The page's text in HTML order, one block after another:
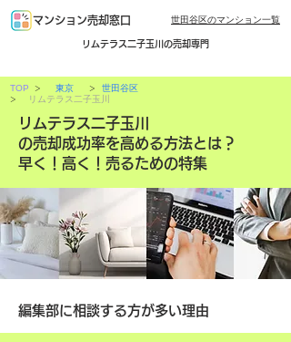
マンション売却窓口 世田谷区のマンション一覧
リムテラス二子玉川の売却専門
TOP > 東京
>
>
リムテラス二子玉川
世田谷区
リムテラス二子玉川
の売却成功率を高める方法とは？
早く！高く！売るための特集
編集部に相談する方が多い理由